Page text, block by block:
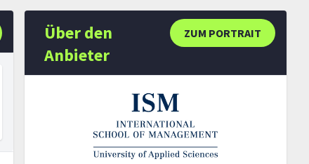
ZUM PORTRAIT
Über den
Anbieter